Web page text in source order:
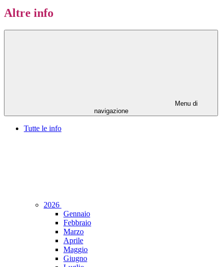
Altre info
Menu di
navigazione
Tutte le info
2026
Gennaio
Febbraio
Marzo
Aprile
Maggio
Giugno